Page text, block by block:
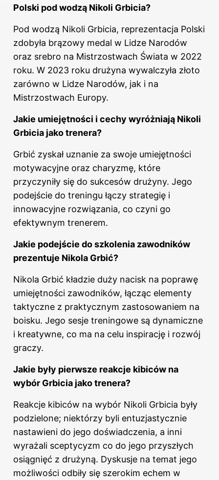
Polski pod wodzą Nikoli Grbicia?
Pod wodzą Nikoli Grbicia, reprezentacja Polski
zdobyła brązowy medal w Lidze Narodów
oraz srebro na Mistrzostwach Świata w 2022
roku. W 2023 roku drużyna wywalczyła złoto
zarówno w Lidze Narodów, jak i na
Mistrzostwach Europy.
Jakie umiejętności i cechy wyróżniają Nikoli
Grbicia jako trenera?
Grbić zyskał uznanie za swoje umiejętności
motywacyjne oraz charyzmę, które
przyczyniły się do sukcesów drużyny. Jego
podejście do treningu łączy strategię i
innowacyjne rozwiązania, co czyni go
efektywnym trenerem.
Jakie podejście do szkolenia zawodników
prezentuje Nikola Grbić?
Nikola Grbić kładzie duży nacisk na poprawę
umiejętności zawodników, łącząc elementy
taktyczne z praktycznym zastosowaniem na
boisku. Jego sesje treningowe są dynamiczne
i kreatywne, co ma na celu inspirację i rozwój
graczy.
Jakie były pierwsze reakcje kibiców na
wybór Grbicia jako trenera?
Reakcje kibiców na wybór Nikoli Grbicia były
podzielone; niektórzy byli entuzjastycznie
nastawieni do jego doświadczenia, a inni
wyrażali sceptycyzm co do jego przyszłych
osiągnięć z drużyną. Dyskusje na temat jego
możliwości odbiły się szerokim echem w